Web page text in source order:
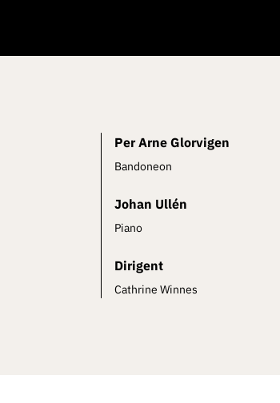
Per Arne Glorvigen
Bandoneon
Johan Ullén
Piano
Dirigent
Cathrine Winnes